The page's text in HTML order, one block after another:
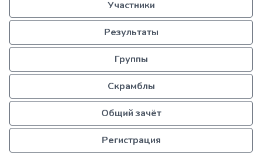
Участники
Результаты
Группы
Скрамблы
Общий зачёт
Регистрация